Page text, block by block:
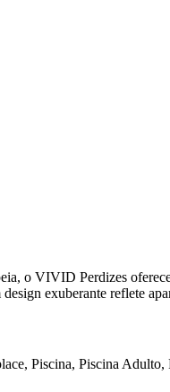
o VIVID Perdizes
exuberante reflete
Piscina, Piscina